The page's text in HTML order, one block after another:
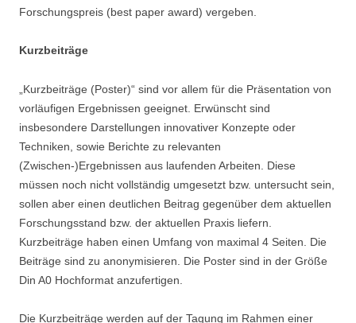
Forschungspreis (best paper award) vergeben.
Kurzbeiträge
„Kurzbeiträge (Poster)“ sind vor allem für die Präsentation von
vorläufigen Ergebnissen geeignet. Erwünscht sind
insbesondere Darstellungen innovativer Konzepte oder
Techniken, sowie Berichte zu relevanten
(Zwischen-)Ergebnissen aus laufenden Arbeiten. Diese
müssen noch nicht vollständig umgesetzt bzw. untersucht sein,
sollen aber einen deutlichen Beitrag gegenüber dem aktuellen
Forschungsstand bzw. der aktuellen Praxis liefern.
Kurzbeiträge haben einen Umfang von maximal 4 Seiten. Die
Beiträge sind zu anonymisieren. Die Poster sind in der Größe
Din A0 Hochformat anzufertigen.
Die Kurzbeiträge werden auf der Tagung im Rahmen einer